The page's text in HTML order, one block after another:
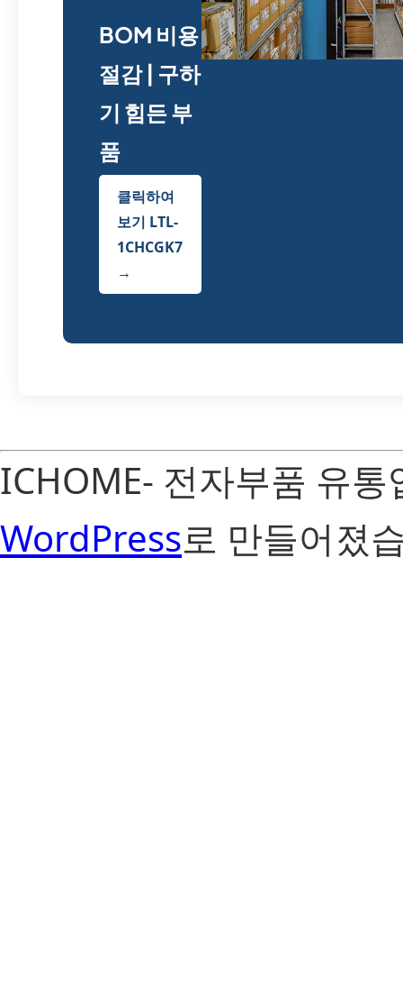
BOM 비용
절감 | 구하
기 힘든 부
품
클릭하여
보기 LTL-
1CHCGK7
→
ICHOME- 전자부품 유
WordPress로 만들어졌